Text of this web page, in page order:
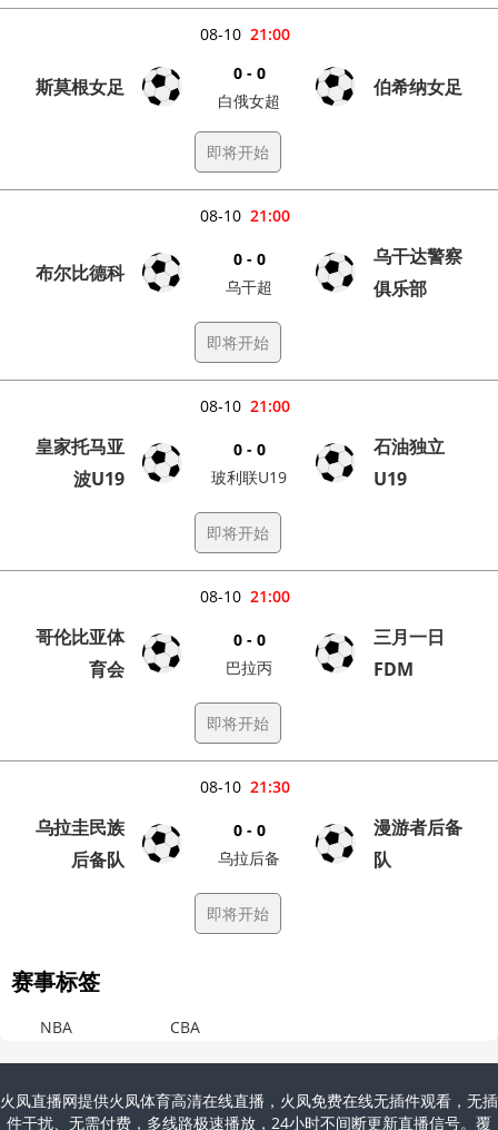
21:00
08-10
斯莫根女足
0 - 0
白俄女超
伯希纳女足
即将开始
21:00
08-10
布尔比德科
0 - 0
乌干超
乌干达警察
俱乐部
即将开始
21:00
08-10
皇家托马亚
波U19
0 - 0
玻利联U19
石油独立
U19
即将开始
21:00
08-10
哥伦比亚体
育会
0 - 0
巴拉丙
三月一日
FDM
即将开始
21:30
08-10
乌拉圭民族
后备队
0 - 0
乌拉后备
漫游者后备
队
即将开始
赛事标签
NBA CBA
火凤直播网提供火凤体育高清在线直播，火凤免费在线无插件观看，无插
件干扰、无需付费，多线路极速播放，24小时不间断更新直播信号。覆